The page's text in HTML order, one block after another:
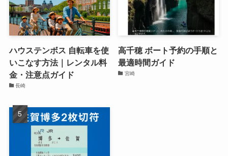
ハウステンボス 自転車を使
いこなす方法｜レンタル料
金・注意点ガイド
長崎
高千穂 ボート予約の手順と
最適時間ガイド
宮崎